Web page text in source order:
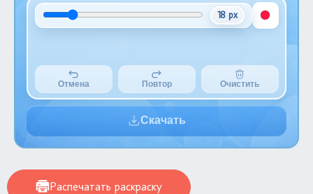
18 px
Отмена Повтор Очистить
Скачать
Распечатать раскраску